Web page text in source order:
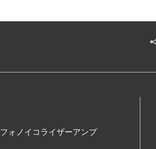
フォノイコライザーアンプ